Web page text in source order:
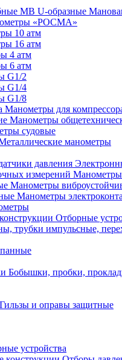
«РОСМА»
10 атм
16 атм
4 атм
6 атм
G1/2
G1/4
G1/8
Манометры для
Манометры
судовые
манометры
Манометры
Манометры
Манометры
Отборные
Бобышки, пробки,
Гильзы и оправы защитные
устройства